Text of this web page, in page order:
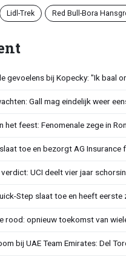
Lidl-Trek Red Bull-Bora
gevoelens bij Kopecky: "Ik baal
Gall mag eindelijk weer
het feest: Fenomenale zege in
toe en bezorgt AG Insurance
UCI deelt vier jaar
Step slaat toe en heeft eerste
rood: opnieuw toekomst van
bij UAE Team Emirates: Del